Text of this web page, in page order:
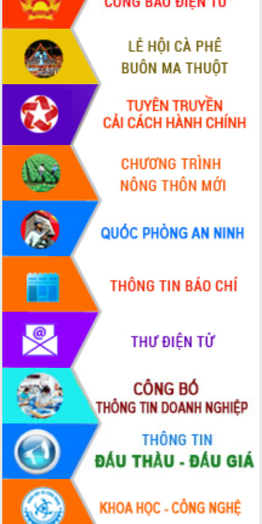
món ăn từ sầu riêng
Đắk Lắk công bố Quy hoạch và xúc
tiến đầu tư tỉnh
Ngành cá ngừ Đắk Lắk chủ động thích
ứng để giữ vững thị trường xuất khẩu
Diễn đàn Kinh tế tư nhân Việt Nam đột
phá cơ chế - Hợp tác công tư
Đề án 06 tạo bước ngoặt đột phá trong
cải cách hành chính tỉnh Đắk Lắk
Kết nối tour, đẩy mạnh chuyển đổi số
để phát triển du lịch Đắk Lắk
Khởi động Dự án Đầu tư xây dựng hạ
tầng kỹ thuật Cụm công nghiệp Tân
Tiến
Gặp mặt các cơ quan báo chí nhân Kỷ
niệm 101 năm Ngày Báo chí Cách
mạng Việt Nam
Đắk Lắk sơ kết 4 năm triển khai thực
hiện Đề án 06 của Chính phủ
Họp báo thông tin về Hội nghị Công bố
Quy hoạch và Xúc tiến đầu tư tỉnh Đắk
Khơi thông điểm nghẽn, đẩy nhanh
giải ngân vốn khắc phục thiên tai
HĐND tỉnh thông qua điều chỉnh Quy
hoạch tỉnh thời kỳ 2021-2030
Hội thảo góp ý hồ sơ điều chỉnh quy
hoạch tỉnh Đắk Lắk thời kỳ 2021-2030,
tầm nhìn đến năm 2050
Nâng cao hiệu quả hoạt động của các
doanh nghiệp nhà nước
Hội nghị triển khai kết nối mạng
truyền số liệu chuyên dùng phục vụ cơ
quan Đảng, Nhà nước
Lễ phát động chuỗi hoạt động chung
tay làm sạch môi trường
Xã Ea Kar bước chuyển mình trong
công tác cải cách hành chính mô hình
UBND tỉnh họp báo định kỳ tháng 4
năm 2026